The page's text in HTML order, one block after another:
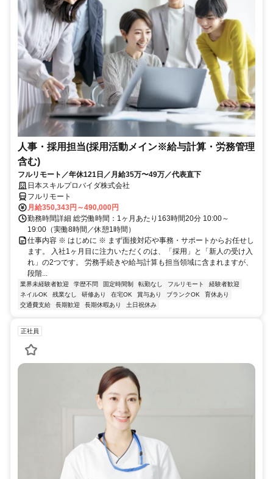
人事・採用担当(採用活動メイン※給与計算・労務管理
含む)
フルリモート／年休121日／月給35万〜49万／代表直下
日本スキルプロバイダ株式会社
フルリモート
月給350,343円～490,000円
勤務時間詳細 総労働時間：1ヶ月あたり163時間20分 10:00～
19:00（実働8時間／休憩1時間）
仕事内容 ※ はじめに ※ まず面接対応や事務・サポートからお任せし
ます。 入社1ヶ月目に注力いただくのは、「採用」と「新人の受け入
れ」の2つです。 労務手続きや給与計算も担当領域に含まれますが、
段階...
業界未経験者歓迎 学歴不問 固定時間制 転勤なし フルリモート
経験者歓迎
ネイルOK
残業なし 研修あり 在宅OK 賞与あり ブランクOK
育休あり
交通費支給
長期歓迎 長期休暇あり 土日祝休み
正社員